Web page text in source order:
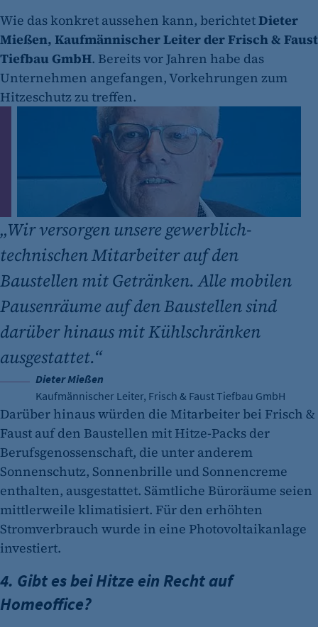
Wie das konkret aussehen kann, berichtetDieter
Mießen, Kaufmännischer Leiter der Frisch & Faust
Tiefbau GmbH. Bereits vor Jahren habe das
Unternehmen angefangen, Vorkehrungen zum
Hitzeschutz zu treffen.
„Wir versorgen unsere gewerblich-
technischen Mitarbeiter auf den
Baustellen mit Getränken. Alle mobilen
Pausenräume auf den Baustellen sind
darüber hinaus mit Kühlschränken
ausgestattet.“
Dieter Mießen
Kaufmännischer Leiter, Frisch & Faust Tiefbau GmbH
Darüber hinaus würden die Mitarbeiter bei Frisch &
Faust auf den Baustellen mit Hitze-Packs der
Berufsgenossenschaft, die unter anderem
Sonnenschutz, Sonnenbrille und Sonnencreme
enthalten, ausgestattet. Sämtliche Büroräume seien
mittlerweile klimatisiert. Für den erhöhten
Stromverbrauch wurde in eine Photovoltaikanlage
investiert.
4. Gibt es bei Hitze ein Recht auf
Homeoffice?